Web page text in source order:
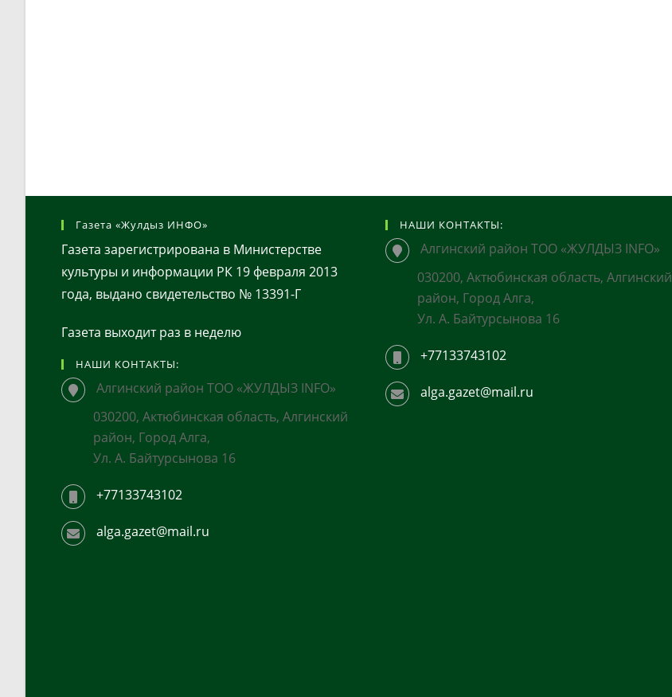
Газета «Жулдыз ИНФО»
Газета зарегистрирована в Министерстве
культуры и информации РК 19 февраля 2013
года, выдано свидетельство № 13391-Г
Газета выходит раз в неделю
НАШИ КОНТАКТЫ:
Алгинский район ТОО «ЖУЛДЫЗ INFO»
030200, Актюбинская область, Алгинский
район, Город Алга,
Ул. А. Байтурсынова 16
+77133743102
alga.gazet@mail.ru
НАШИ КОНТАКТЫ:
Алгинский район ТОО «ЖУЛДЫЗ INFO»
030200, Актюбинская область, Алгинский
район, Город Алга,
Ул. А. Байтурсынова 16
+77133743102
alga.gazet@mail.ru